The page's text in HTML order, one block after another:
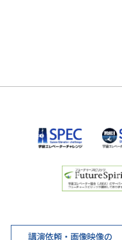
講演依頼・画像映像の